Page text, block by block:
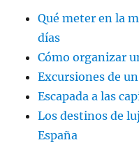
Qué meter en la
días
Cómo organizar
Excursiones de
Escapada a las
Los destinos de
España